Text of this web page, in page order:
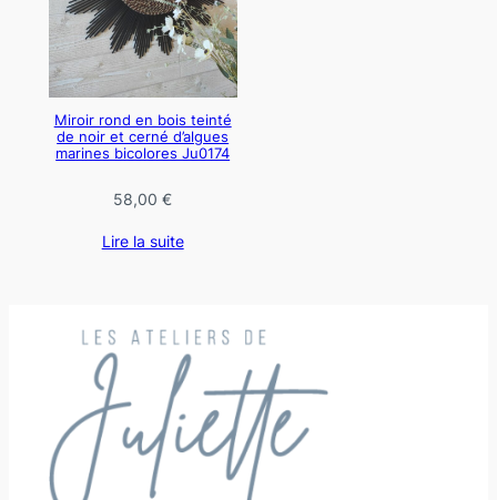
Miroir rond en bois teinté
de noir et cerné d’algues
marines bicolores Ju0174
58,00€
Lire la suite